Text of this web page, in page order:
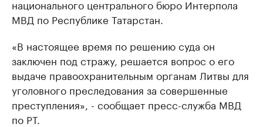
национального центрального бюро Интерпола
МВД по Республике Татарстан.
«В настоящее время по решению суда он
заключен под стражу, решается вопрос о его
выдаче правоохранительным органам Литвы для
уголовного преследования за совершенные
преступления», - сообщает пресс-служба МВД
по РТ.